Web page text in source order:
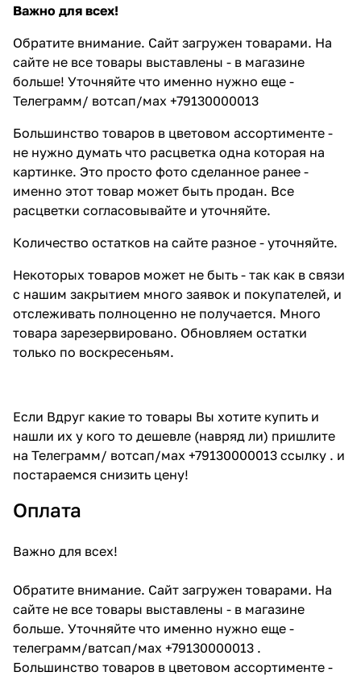
Важно для всех!
Обратите внимание. Сайт загружен товарами. На
сайте не все товары выставлены - в магазине
больше! Уточняйте что именно нужно еще -
Телеграмм/ вотсап/мах +79130000013
Большинство товаров в цветовом ассортименте -
не нужно думать что расцветка одна которая на
картинке. Это просто фото сделанное ранее -
именно этот товар может быть продан. Все
расцветки согласовывайте и уточняйте.
Количество остатков на сайте разное - уточняйте.
Некоторых товаров может не быть - так как в связи
с нашим закрытием много заявок и покупателей, и
отслеживать полноценно не получается. Много
товара зарезервировано. Обновляем остатки
только по воскресеньям.
Если Вдруг какие то товары Вы хотите купить и
нашли их у кого то дешевле (навряд ли) пришлите
на Телеграмм/ вотсап/мах +79130000013 ссылку . и
постараемся снизить цену!
Оплата
Важно для всех!
Обратите внимание. Сайт загружен товарами. На
сайте не все товары выставлены - в магазине
больше. Уточняйте что именно нужно еще -
телеграмм/ватсап/мах +79130000013 .
Большинство товаров в цветовом ассортименте -